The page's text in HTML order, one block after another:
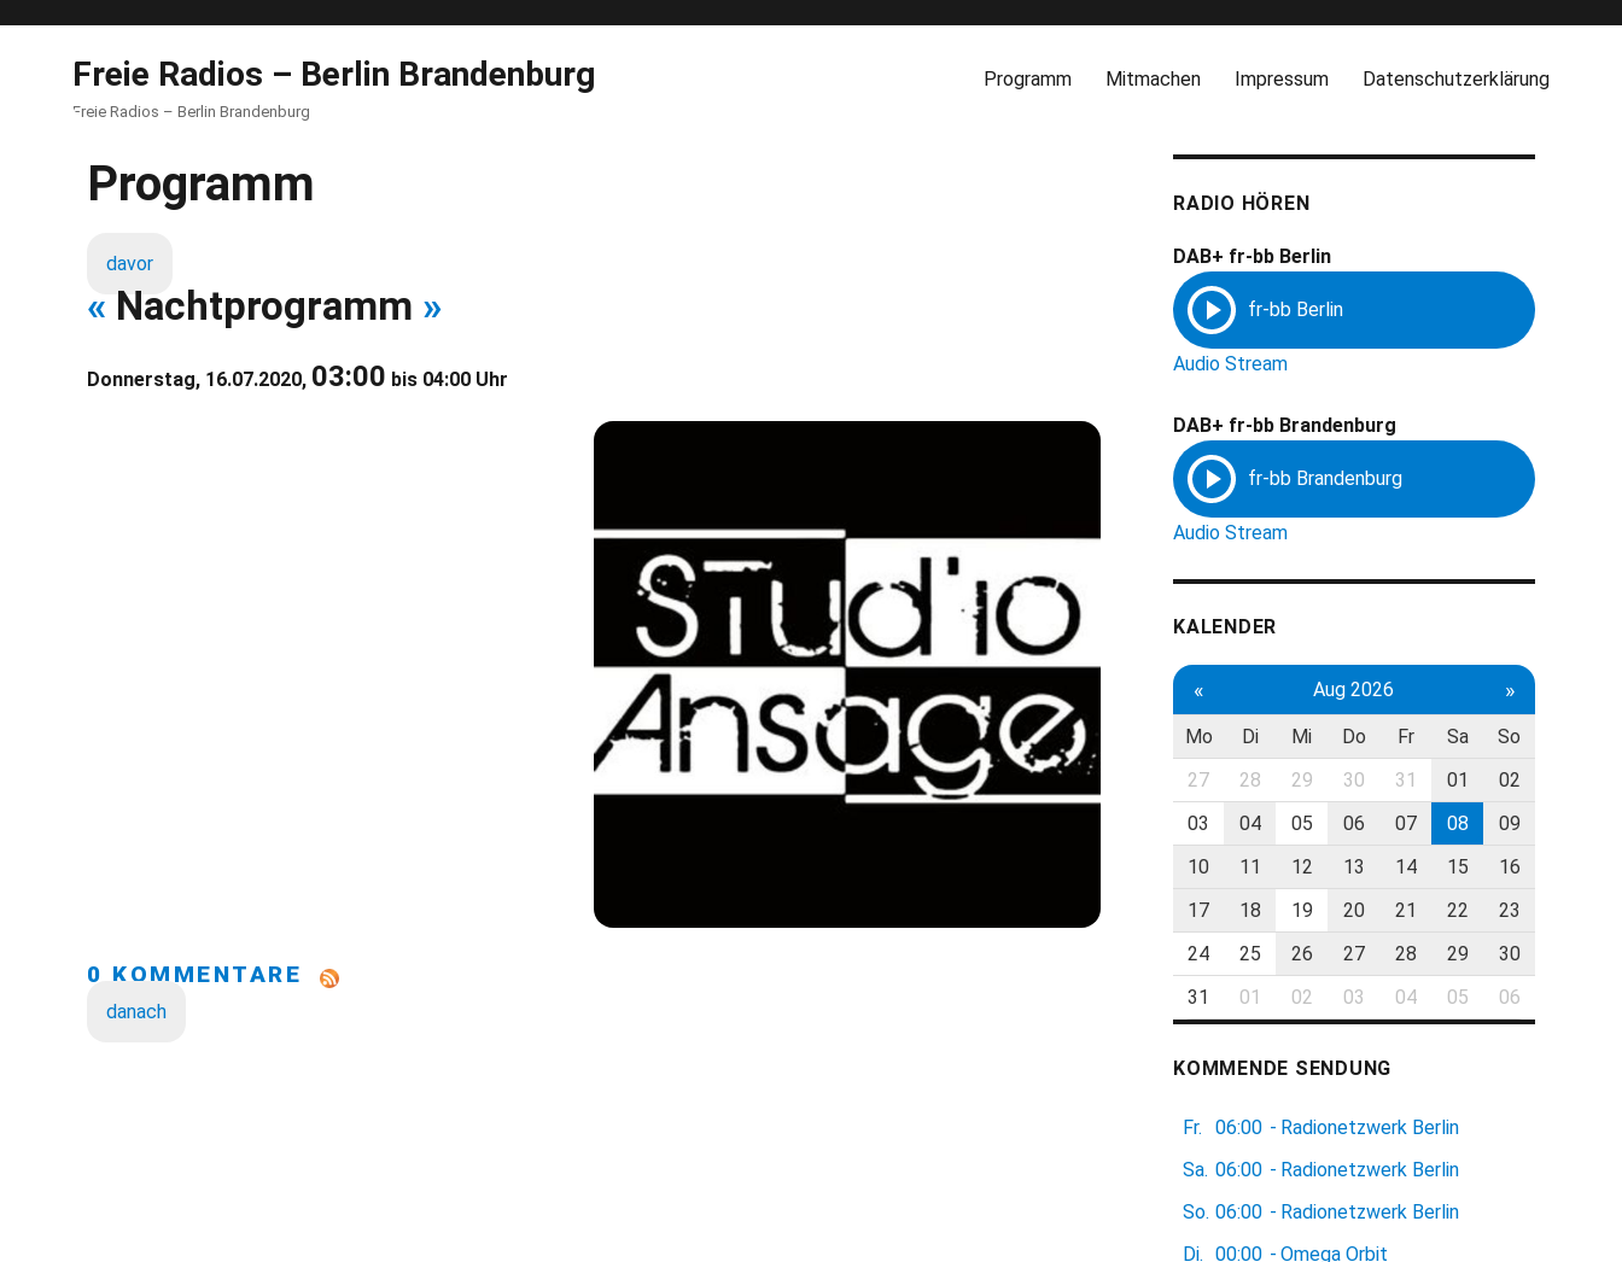
Freie Radios – Berlin Brandenburg
Freie Radios – Berlin Brandenburg
Programm Mitmachen Impressum Datenschutzerklärung
Programm
davor
« Nachtprogramm »
Donnerstag, 16.07.2020, 03:00 bis 04:00 Uhr
0 KOMMENTARE
danach
RADIO HÖREN
DAB+ fr-bb Berlin
Audio Stream
DAB+ fr-bb Brandenburg
Audio Stream
KALENDER
« Aug 2026 »
Mo Di Mi Do Fr Sa
So
27
28 29 30 31 01
02
03
04 05 06 07 08
09
10
11 12 13 14 15
16
17
18 19 20 21 22
23
24
25 26 27 28 29
30
31
01 02 03 04 05 06
KOMMENDE SENDUNG
Fr. 06:00 - Radionetzwerk Berlin
Sa. 06:00 - Radionetzwerk Berlin
So. 06:00 - Radionetzwerk Berlin
Di. 00:00 - Omega Orbit